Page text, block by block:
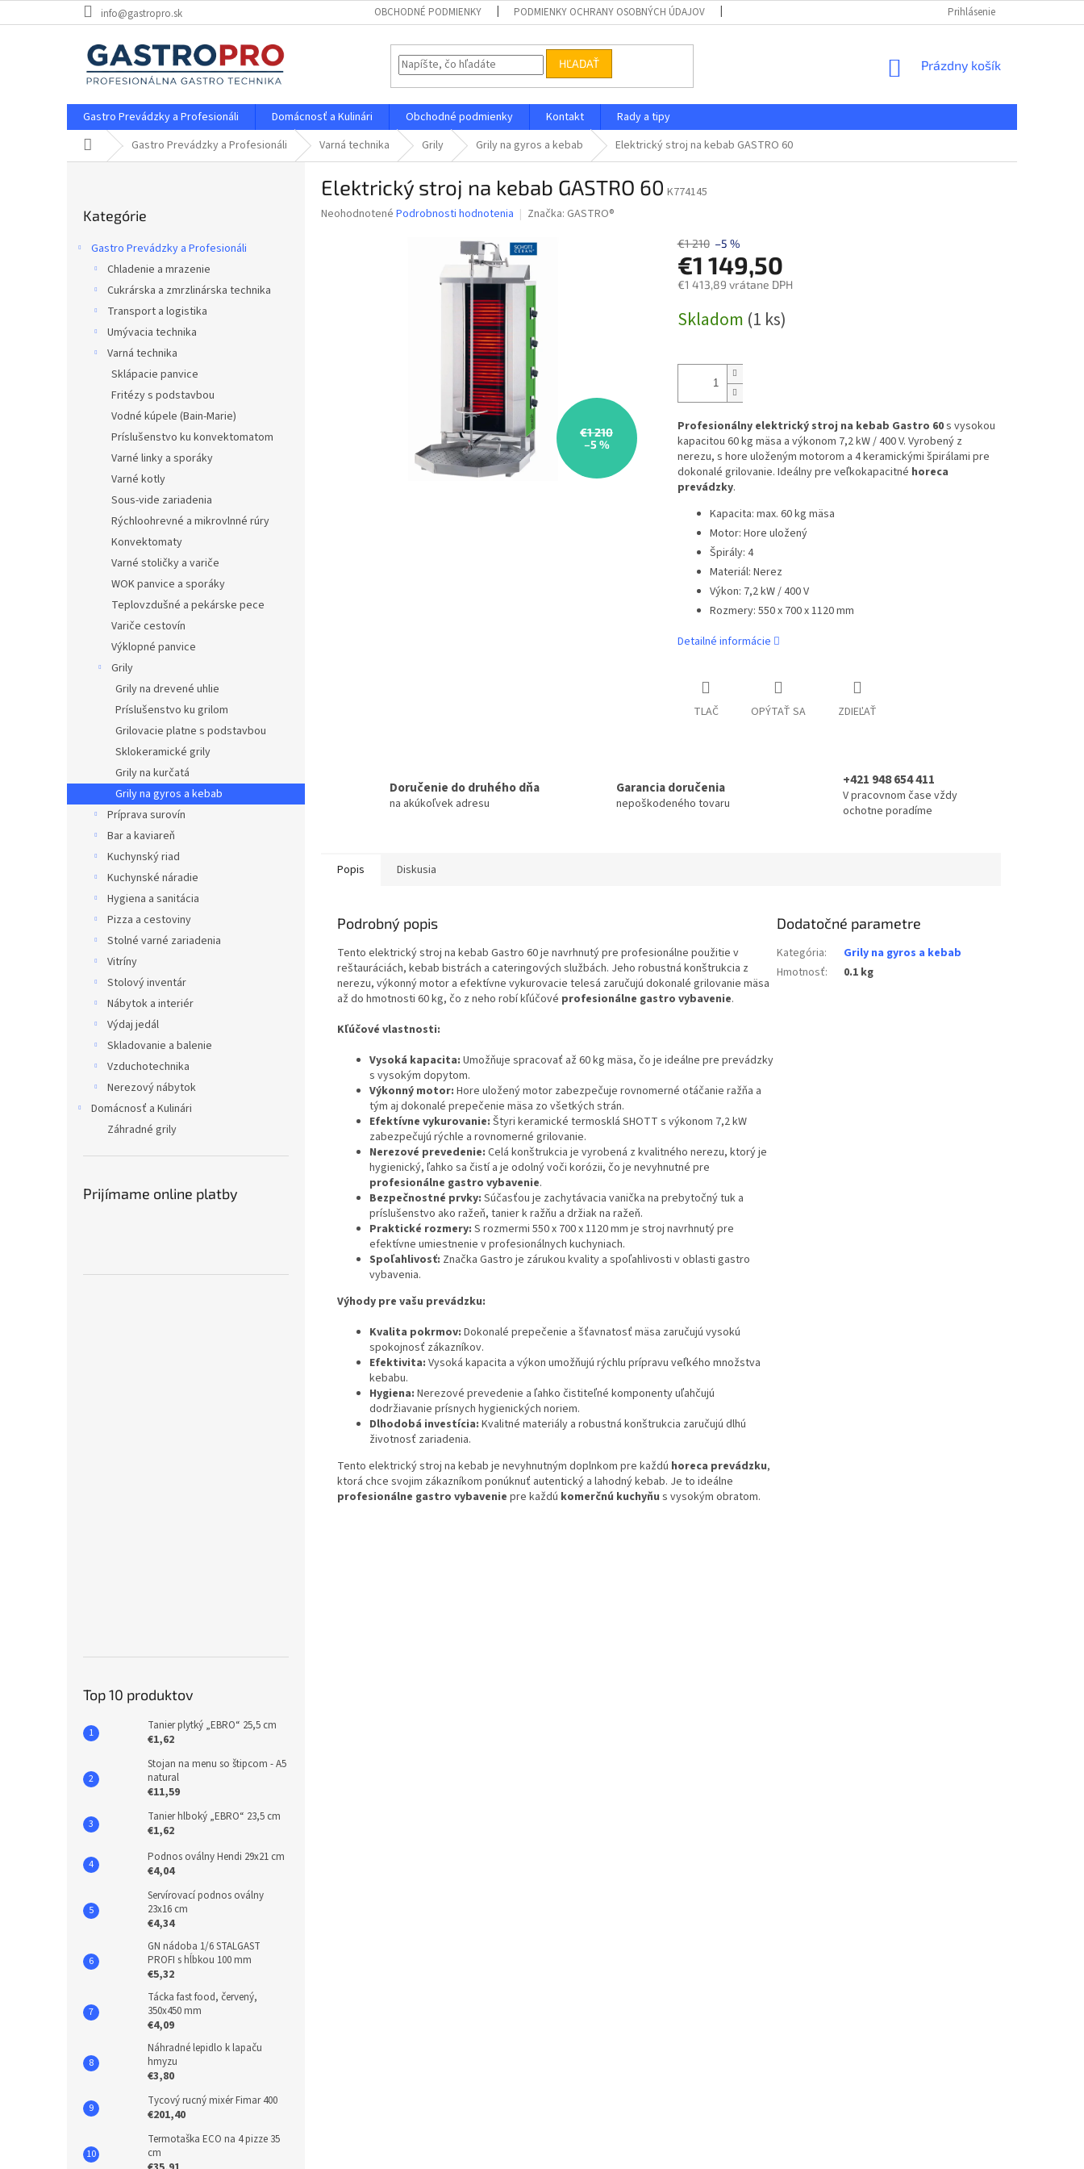
na
info@gastropro.sk OBCHODNÉ PODMIENKY PODMIENKY OCHRANY OSOBNÝCH ÚDAJOV DOPRAVA A PLATBA
Prihlásenie
HĽADAŤ
NÁKUPNÝ
Prázdny košík
Gastro Prevádzky a Profesionáli Domácnosť a Kulinári Obchodné podmienky Kontakt
Rady a tipy
Domov Gastro Prevádzky a Profesionáli Varná technika Grily Grily na gyros a kebab Elektrický stroj na kebab GASTRO 60
kategórie
Kategórie
Gastro Prevádzky a Profesionáli
Chladenie a mrazenie
Cukrárska a zmrzlinárska technika
Transport a logistika
Umývacia technika
Varná technika
Sklápacie panvice
Fritézy s podstavbou
Vodné kúpele (Bain-Marie)
Príslušenstvo ku konvektomatom
Varné linky a sporáky
Varné kotly
Sous-vide zariadenia
Rýchloohrevné a mikrovlnné rúry
Konvektomaty
Varné stoličky a variče
WOK panvice a sporáky
Teplovzdušné a pekárske pece
Variče cestovín
Výklopné panvice
Grily
Grily na drevené uhlie
Príslušenstvo ku grilom
Grilovacie platne s podstavbou
Sklokeramické grily
Grily na kurčatá
Grily na gyros a kebab
Príprava surovín
Bar a kaviareň
Kuchynský riad
Kuchynské náradie
Hygiena a sanitácia
Pizza a cestoviny
Stolné varné zariadenia
Vitríny
Stolový inventár
Nábytok a interiér
Výdaj jedál
Skladovanie a balenie
Vzduchotechnika
Nerezový nábytok
Domácnosť a Kulinári
Záhradné grily
Prijímame online platby
Top 10 produktov
Tanier plytký „EBRO“ 25,5 cm
€1,62
Stojan na menu so štipcom - A5
natural
€11,59
Tanier hlboký „EBRO“ 23,5 cm
€1,62
Podnos oválny Hendi 29x21 cm
€4,04
Servírovací podnos oválny
23x16 cm
€4,34
GN nádoba 1/6 STALGAST
PROFI s hĺbkou 100 mm
€5,32
Tácka fast food, červený,
350x450 mm
€4,09
Náhradné lepidlo k lapaču
hmyzu
€3,80
Tycový rucný mixér Fimar 400
€201,40
Termotaška ECO na 4 pizze 35
cm
Elektrický stroj na kebab GASTRO 60 K774145
Priemerné
Neohodnotené Podrobnosti hodnotenia Značka: GASTRO®
€1 210
–5 %
€1 210 –5 %
€1 149,50
€1 413,89 vrátane DPH
cena:
Skladom (1 ks)
Profesionálny elektrický stroj na kebab Gastro 60s vysokou
kapacitou 60 kg mäsa a výkonom 7,2 kW / 400 V. Vyrobený z
nerezu, s hore uloženým motorom a 4 keramickými špirálami pre
dokonalé grilovanie. Ideálny pre veľkokapacitné horeca
prevádzky.
Kapacita: max. 60 kg mäsa
Motor: Hore uložený
Špirály: 4
Materiál: Nerez
Výkon: 7,2 kW / 400 V
Rozmery: 550 x 700 x 1120 mm
Detailné informácie
TLAČ OPÝTAŤ SA ZDIEĽAŤ
Doručenie do druhého dňa
na akúkoľvek adresu
Garancia doručenia
nepoškodeného tovaru
+421 948 654 411
V pracovnom čase vždy
ochotne poradíme
Popis Diskusia
Podrobný popis
Tento elektrický stroj na kebab Gastro 60 je navrhnutý pre profesionálne použitie v
reštauráciách, kebab bistrách a cateringových službách. Jeho robustná konštrukcia z
nerezu, výkonný motor a efektívne vykurovacie telesá zaručujú dokonalé grilovanie mäsa
až do hmotnosti 60 kg, čo z neho robí kľúčové profesionálne gastro vybavenie.
Kľúčové vlastnosti:
Vysoká kapacita: Umožňuje spracovať až 60 kg mäsa, čo je ideálne pre prevádzky
s vysokým dopytom.
Výkonný motor: Hore uložený motor zabezpečuje rovnomerné otáčanie ražňa a
tým aj dokonalé prepečenie mäsa zo všetkých strán.
Efektívne vykurovanie: Štyri keramické termosklá SHOTT s výkonom 7,2 kW
zabezpečujú rýchle a rovnomerné grilovanie.
Nerezové prevedenie: Celá konštrukcia je vyrobená z kvalitného nerezu, ktorý je
hygienický, ľahko sa čistí a je odolný voči korózii, čo je nevyhnutné pre
profesionálne gastro vybavenie.
Bezpečnostné prvky: Súčasťou je zachytávacia vanička na prebytočný tuk a
príslušenstvo ako ražeň, tanier k ražňu a držiak na ražeň.
Praktické rozmery: S rozmermi 550 x 700 x 1120 mm je stroj navrhnutý pre
efektívne umiestnenie v profesionálnych kuchyniach.
Spoľahlivosť: Značka Gastro je zárukou kvality a spoľahlivosti v oblasti gastro
vybavenia.
Výhody pre vašu prevádzku:
Kvalita pokrmov: Dokonalé prepečenie a šťavnatosť mäsa zaručujú vysokú
spokojnosť zákazníkov.
Efektivita: Vysoká kapacita a výkon umožňujú rýchlu prípravu veľkého množstva
kebabu.
Hygiena: Nerezové prevedenie a ľahko čistiteľné komponenty uľahčujú
dodržiavanie prísnych hygienických noriem.
Dlhodobá investícia: Kvalitné materiály a robustná konštrukcia zaručujú dlhú
životnosť zariadenia.
Tento elektrický stroj na kebab je nevyhnutným doplnkom pre každú horeca prevádzku,
ktorá chce svojim zákazníkom ponúknuť autentický a lahodný kebab. Je to ideálne
profesionálne gastro vybavenie pre každú komerčnú kuchyňu s vysokým obratom.
Dodatočné parametre
Kategória:
Grily na gyros a kebab
Hmotnosť: 0.1 kg